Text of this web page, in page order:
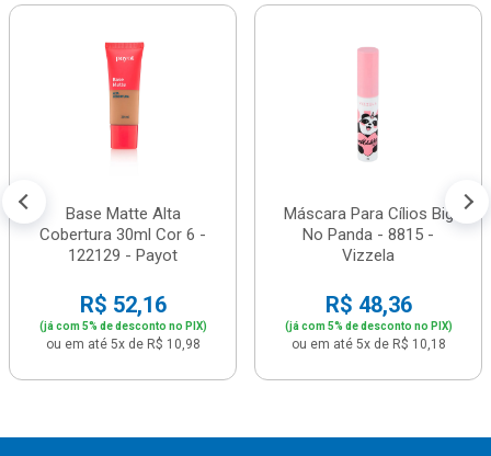
Base Matte Alta
Cobertura 30ml Cor 6 -
122129 - Payot
R$ 52,16
(já com 5% de desconto no PIX)
ou em até 5x de R$ 10,98
Máscara Para Cílios Big
No Panda - 8815 -
Vizzela
R$ 48,36
(já com 5% de desconto no PIX)
ou em até 5x de R$ 10,18